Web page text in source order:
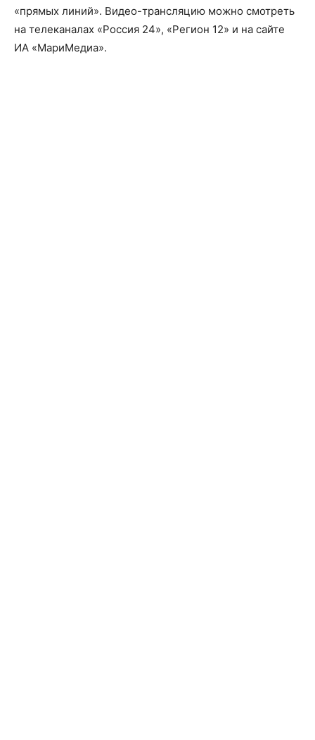
«прямых линий». Видео-трансляцию можно смотреть
на телеканалах «Россия 24», «Регион 12» и на сайте
ИА «МариМедиа».